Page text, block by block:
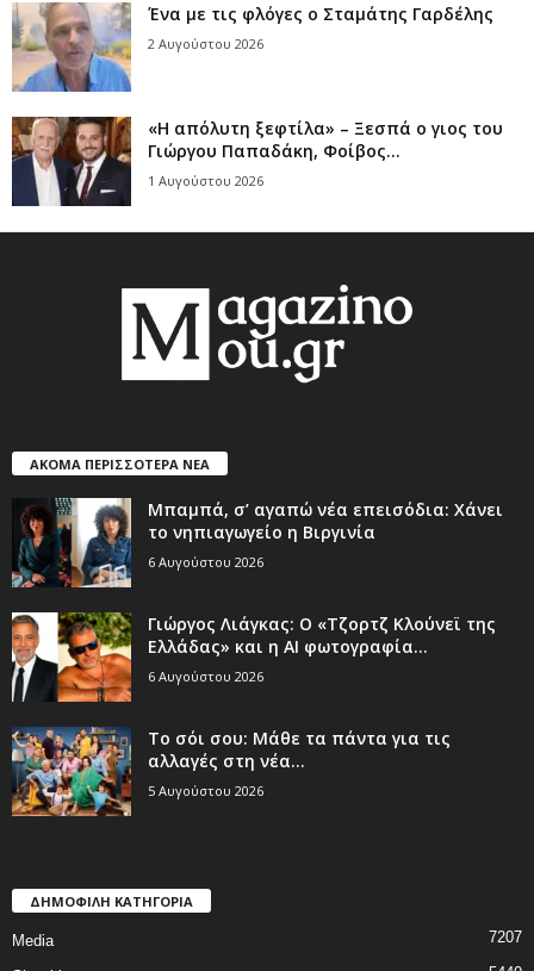
Ένα με τις φλόγες ο Σταμάτης Γαρδέλης
2 Αυγούστου 2026
«Η απόλυτη ξεφτίλα» – Ξεσπά ο γιος του
Γιώργου Παπαδάκη, Φοίβος...
1 Αυγούστου 2026
ΑΚΟΜΑ ΠΕΡΙΣΣΟΤΕΡΑ ΝΕΑ
Μπαμπά, σ’ αγαπώ νέα επεισόδια: Χάνει
το νηπιαγωγείο η Βιργινία
6 Αυγούστου 2026
Γιώργος Λιάγκας: Ο «Τζορτζ Κλούνεϊ της
Ελλάδας» και η AI φωτογραφία...
6 Αυγούστου 2026
Το σόι σου: Μάθε τα πάντα για τις
αλλαγές στη νέα...
5 Αυγούστου 2026
ΔΗΜΟΦΙΛΗ ΚΑΤΗΓΟΡΙΑ
Media 7207